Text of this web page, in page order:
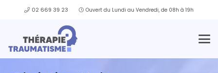
02 669 39 23 Ouvert du Lundi au Vendredi, de 08h à 19h